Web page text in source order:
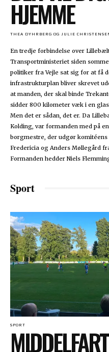
HJEMME
THEA DYHRBERG OG JULIE
En tredje forbindelse over
Transportministeriet siden
politiker fra Vejle sat sig for at få
infrastrukturplan bliver skrevet uden den. Der er noget
at manden, der skal binde
sidder 800 kilometer væk i en
Men det er sådan, det er. Da
Kolding, var formanden med på
borgmestre, der udgør
Fredericia og Anders Møllegård
Formanden hedder Niels
Sport
SPORT